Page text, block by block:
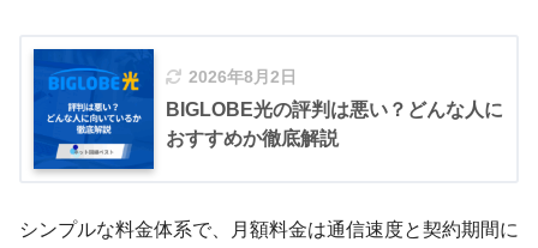
2026年8月2日
BIGLOBE光の評判は悪い？どんな人に
おすすめか徹底解説
シンプルな料金体系で、月額料金は通信速度と契約期間に